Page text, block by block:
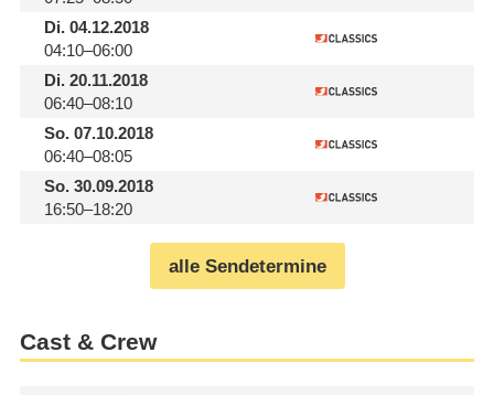
Di.04.12.2018
04:10–06:00
Di.20.11.2018
06:40–08:10
So.07.10.2018
06:40–08:05
So.30.09.2018
16:50–18:20
alle Sendetermine
Cast & Crew